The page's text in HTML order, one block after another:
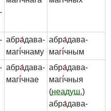
абра́дава-
магі́чнаму
абра́дава-
магі́чным
абра́дава-
магі́чнае
абра́дава-
магі́чныя
(неадуш.)
абра́дава-